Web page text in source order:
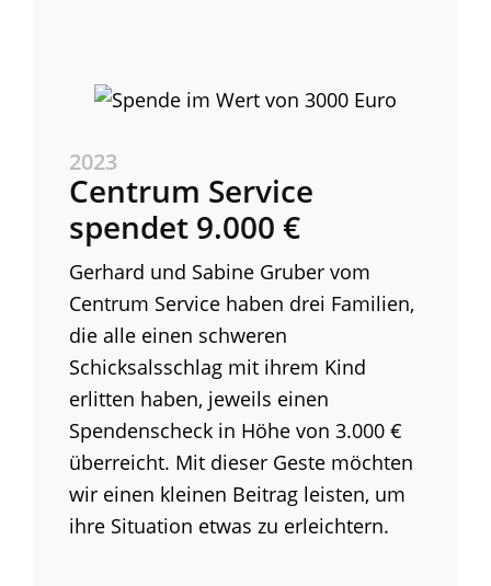
2023
Centrum Service
spendet 9.000 €
Gerhard und Sabine Gruber vom
Centrum Service haben drei Familien,
die alle einen schweren
Schicksalsschlag mit ihrem Kind
erlitten haben, jeweils einen
Spendenscheck in Höhe von 3.000 €
überreicht. Mit dieser Geste möchten
wir einen kleinen Beitrag leisten, um
ihre Situation etwas zu erleichtern.